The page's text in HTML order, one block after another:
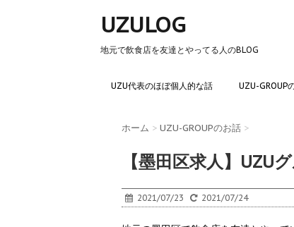
UZULOG
地元で飲食店を友達とやってる人のBLOG
UZU代表のほぼ個人的な話 UZU-GROUP
ホーム > UZU-GROUPのお話 >
【墨田区求人】UZU
2021/07/23 2021/07/24